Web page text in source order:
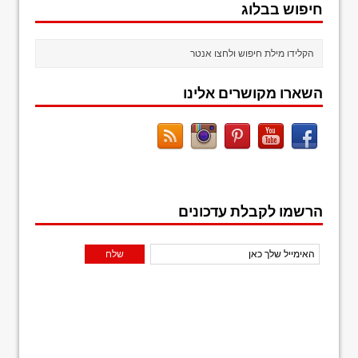
חיפוש בבלוג
השארו מקושרים אלינו
הרשמו לקבלת עדכונים